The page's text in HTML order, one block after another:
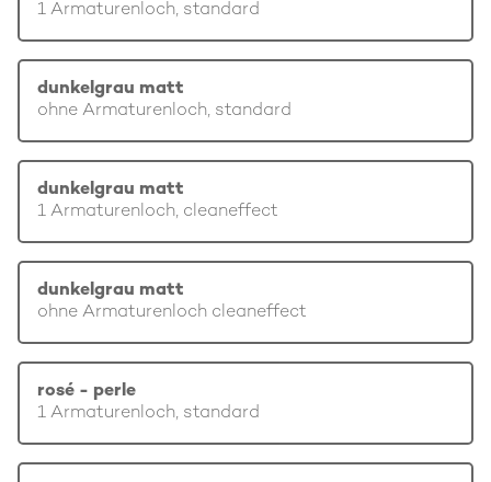
1 Armaturenloch, standard
dunkelgrau matt
ohne Armaturenloch, standard
dunkelgrau matt
1 Armaturenloch, cleaneffect
dunkelgrau matt
ohne Armaturenloch cleaneffect
rosé - perle
1 Armaturenloch, standard